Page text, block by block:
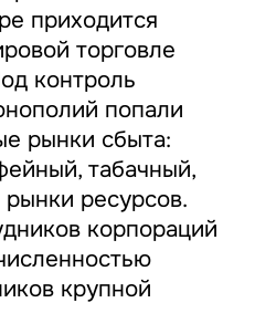
приходится
торговле
контроль
попали
рынки сбыта:
табачный,
ресурсов.
корпораций
крупной